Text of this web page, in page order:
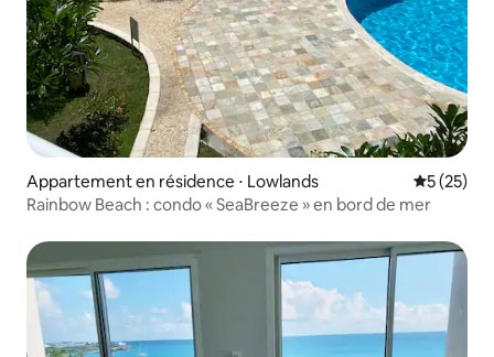
Appartement en résidence ⋅ Lowlands
5 (25)
Rainbow Beach : condo « SeaBreeze » en bord de mer